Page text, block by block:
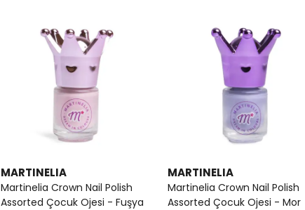
MARTINELIA
Martinelia Crown Nail Polish
Assorted Çocuk Ojesi - Fuşya
MARTINELIA
Martinelia Crown Nail Polish
Assorted Çocuk Ojesi - Mor